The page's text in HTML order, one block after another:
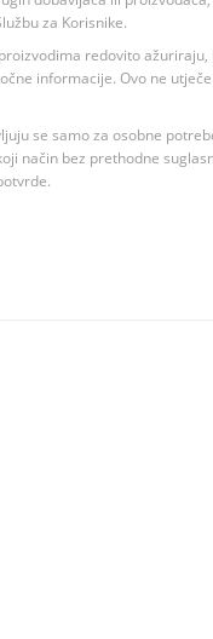
za Korisnike.
redovito ažuriraju,
informacije. Ovo ne
se samo za osobne
način bez prethodne